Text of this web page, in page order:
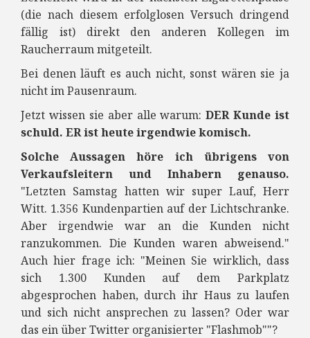
(die nach diesem erfolglosen Versuch dringend
fällig ist) direkt den anderen Kollegen im
Raucherraum mitgeteilt.
Bei denen läuft es auch nicht, sonst wären sie ja
nicht im Pausenraum.
Jetzt wissen sie aber alle warum:DER Kunde ist
schuld. ER ist heute irgendwie komisch.
Solche Aussagen höre ich übrigens von
Verkaufsleitern und Inhabern genauso.
"Letzten Samstag hatten wir super Lauf, Herr
Witt. 1.356 Kundenpartien auf der Lichtschranke.
Aber irgendwie war an die Kunden nicht
ranzukommen. Die Kunden waren abweisend."
Auch hier frage ich: "Meinen Sie wirklich, dass
sich 1.300 Kunden auf dem Parkplatz
abgesprochen haben, durch ihr Haus zu laufen
und sich nicht ansprechen zu lassen? Oder war
das ein über Twitter organisierter "Flashmob""?